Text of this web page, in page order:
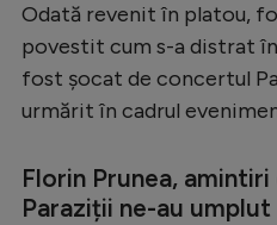
Ciclism
Alte sporturi
JO 2024
Odată revenit în platou,
povestit cum s-a distrat
fost șocat de concertul
urmărit în cadrul
Florin Prunea,
Paraziții ne-au